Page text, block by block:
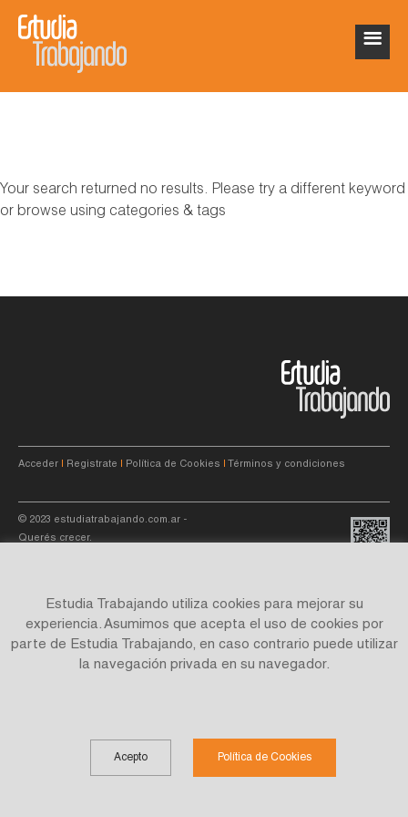
Your search returned no results. Please try a different keyword
or browse using categories & tags
Acceder Registrate Política de Cookies Términos y condiciones
© 2023 estudiatrabajando.com.ar -
Querés crecer.
Site by
Estudia Trabajando utiliza cookies para mejorar su
experiencia. Asumimos que acepta el uso de cookies por
parte de Estudia Trabajando, en caso contrario puede utilizar
la navegación privada en su navegador.
Acepto Política de Cookies